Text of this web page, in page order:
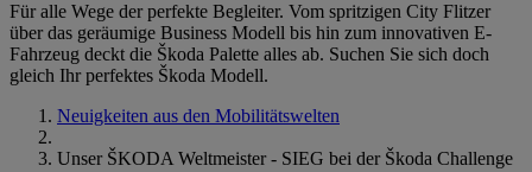
Für alle Wege der perfekte Begleiter. Vom spritzigen City Flitzer
über das geräumige Business Modell bis hin zum innovativen E-
Fahrzeug deckt die Škoda Palette alles ab. Suchen Sie sich doch
gleich Ihr perfektes Škoda Modell.
Neuigkeiten aus den Mobilitätswelten
Unser ŠKODA Weltmeister - SIEG bei der Škoda Challenge